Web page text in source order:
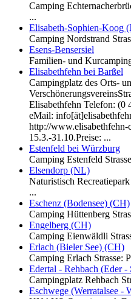
Camping
...
Elisabeth-Sophien-Koog
Camping Nordstrand
Esens-Bensersiel
Familien- und
Elisabethfehn bei Barßel
Campingplatz des Orts-
Elisabethfehn Telefon: (0
eMail:
http://www.elisabethfehn-
15.3.-31.10.Preise: ...
Estenfeld bei Würzburg
Camping Estenfeld
Elsendorp (NL)
Naturistisch
...
Eschenz (Bodensee) (CH)
Camping Hüttenberg
Engelberg (CH)
Camping Eienwäldli
Erlach (Bieler See) (CH)
Camping Erlach Strasse:
Edertal - Rehbach (Eder -
Campingplatz Rehbach
Eschwege (Werratalsee -